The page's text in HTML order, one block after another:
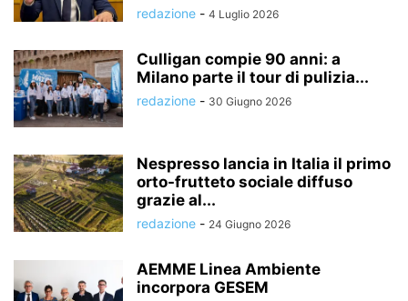
redazione - 4 Luglio 2026
Culligan compie 90 anni: a
Milano parte il tour di pulizia...
redazione - 30 Giugno 2026
Nespresso lancia in Italia il primo
orto-frutteto sociale diffuso
grazie al...
redazione - 24 Giugno 2026
AEMME Linea Ambiente
incorpora GESEM